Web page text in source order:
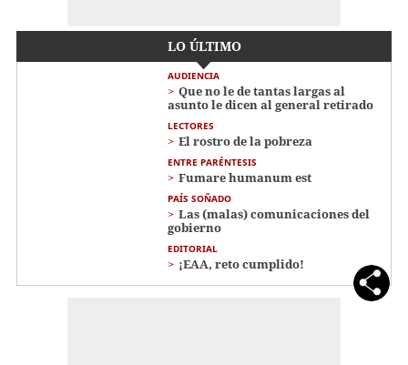
LO ÚLTIMO
AUDIENCIA
Que no le de tantas largas al
asunto le dicen al general retirado
LECTORES
El rostro de la pobreza
ENTRE PARÉNTESIS
Fumare humanum est
PAÍS SOÑADO
Las (malas) comunicaciones del
gobierno
EDITORIAL
¡EAA, reto cumplido!